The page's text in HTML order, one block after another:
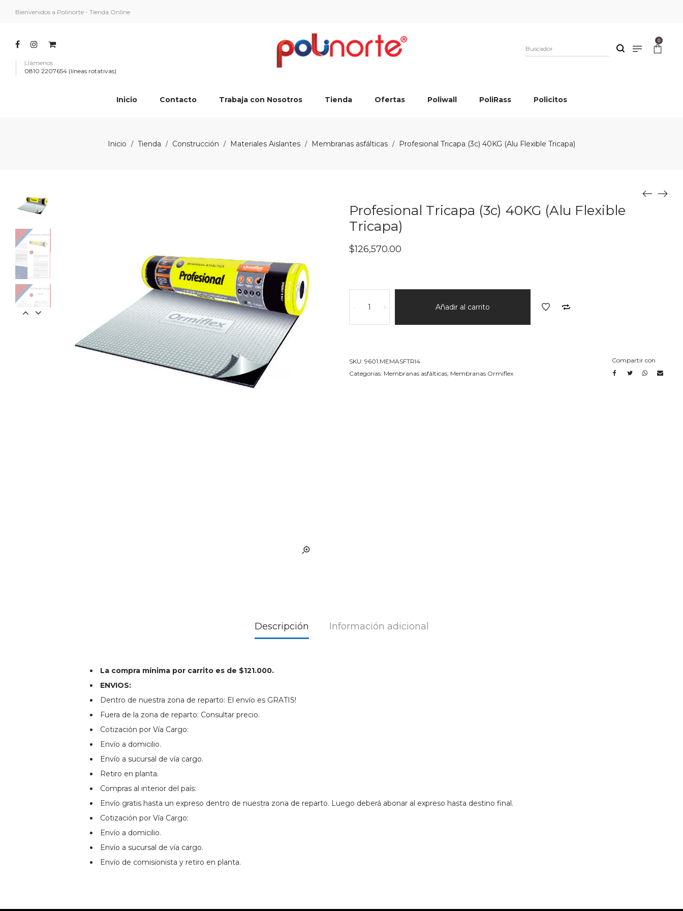
Bienvenidos a Polinorte - Tienda Online
Llámenos
0810 2207654 (líneas rotativas)
0
Inicio Contacto Trabaja con Nosotros Tienda Ofertas Poliwall PoliRass Policitos
Inicio / Tienda / Construcción / Materiales Aislantes / Membranas asfálticas / Profesional Tricapa (3c) 40KG (Alu Flexible Tricapa)
Profesional Tricapa (3c) 40KG (Alu Flexible
Tricapa)
$126,570.00
-
Tricapa
+ Añadir al carrito
SKU: 9601.MEMASFTRI4
Categorías: Membranas asfálticas Membranas Ormiflex
Compartir con
Descripción Información adicional
La compra mínima por carrito es de $121.000.
ENVIOS:
Dentro de nuestra zona de reparto: El envío es GRATIS!
Fuera de la zona de reparto: Consultar precio.
Cotización por Vía Cargo:
Envío a domicilio.
Envío a sucursal de vía cargo.
Retiro en planta.
Compras al interior del país:
Envío gratis hasta un expreso dentro de nuestra zona de reparto. Luego deberá abonar al expreso hasta destino final.
Cotización por Vía Cargo:
Envío a domicilio.
Envío a sucursal de vía cargo.
Envío de comisionista y retiro en planta.